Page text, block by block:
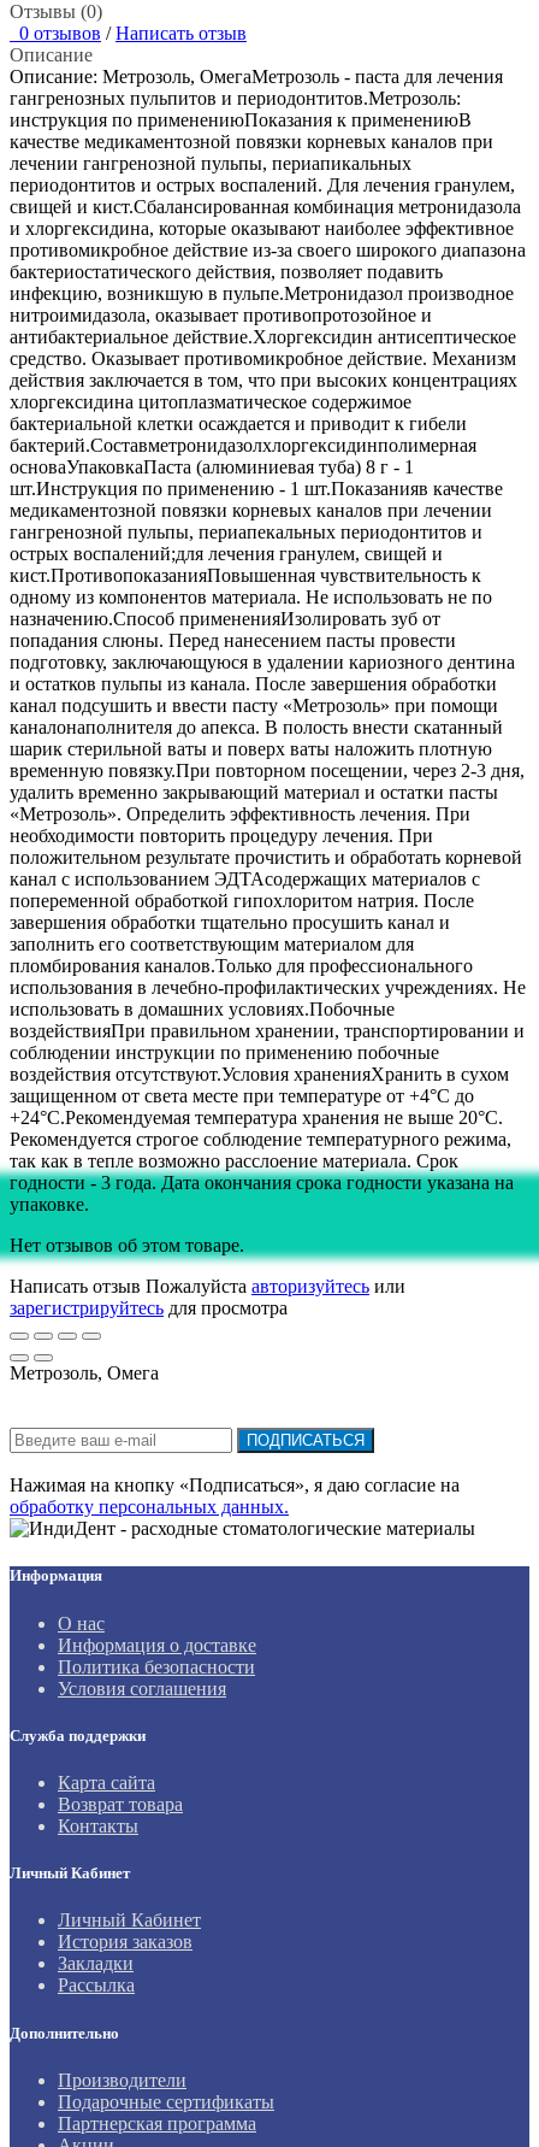
Отзывы (0)
0 отзывов / Написать отзыв
Описание
Описание: Метрозоль, ОмегаМетрозоль - паста для лечения
гангренозных пульпитов и периодонтитов.Метрозоль:
инструкция по применениюПоказания к применениюВ
качестве медикаментозной повязки корневых каналов при
лечении гангренозной пульпы, периапикальных
периодонтитов и острых воспалений. Для лечения гранулем,
свищей и кист.Сбалансированная комбинация метронидазола
и хлоргексидина, которые оказывают наиболее эффективное
противомикробное действие из-за своего широкого диапазона
бактериостатического действия, позволяет подавить
инфекцию, возникшую в пульпе.Метронидазол производное
нитроимидазола, оказывает противопротозойное и
антибактериальное действие.Хлоргексидин антисептическое
средство. Оказывает противомикробное действие. Механизм
действия заключается в том, что при высоких концентрациях
хлоргексидина цитоплазматическое содержимое
бактериальной клетки осаждается и приводит к гибели
бактерий.Составметронидазолхлоргексидинполимерная
основаУпаковкаПаста (алюминиевая туба) 8 г - 1
шт.Инструкция по применению - 1 шт.Показанияв качестве
медикаментозной повязки корневых каналов при лечении
гангренозной пульпы, периапекальных периодонтитов и
острых воспалений;для лечения гранулем, свищей и
кист.ПротивопоказанияПовышенная чувствительность к
одному из компонентов материала. Не использовать не по
назначению.Способ примененияИзолировать зуб от
попадания слюны. Перед нанесением пасты провести
подготовку, заключающуюся в удалении кариозного дентина
и остатков пульпы из канала. После завершения обработки
канал подсушить и ввести пасту «Метрозоль» при помощи
каналонаполнителя до апекса. В полость внести скатанный
шарик стерильной ваты и поверх ваты наложить плотную
временную повязку.При повторном посещении, через 2-3 дня,
удалить временно закрывающий материал и остатки пасты
«Метрозоль». Определить эффективность лечения. При
необходимости повторить процедуру лечения. При
положительном результате прочистить и обработать корневой
канал с использованием ЭДТАсодержащих материалов с
попеременной обработкой гипохлоритом натрия. После
завершения обработки тщательно просушить канал и
заполнить его соответствующим материалом для
пломбирования каналов.Только для профессионального
использования в лечебно-профилактических учреждениях. Не
использовать в домашних условиях.Побочные
воздействияПри правильном хранении, транспортировании и
соблюдении инструкции по применению побочные
воздействия отсутствуют.Условия храненияХранить в сухом
защищенном от света месте при температуре от +4°С до
+24°С.Рекомендуемая температура хранения не выше 20°С.
Рекомендуется строгое соблюдение температурного режима,
так как в тепле возможно расслоение материала. Срок
годности - 3 года. Дата окончания срока годности указана на
упаковке.
Нет отзывов об этом товаре.
Написать отзыв Пожалуйста авторизуйтесь или
зарегистрируйтесь для просмотра
Метрозоль, Омега
ПОДПИСАТЬСЯ
Нажимая на кнопку «Подписаться», я даю cогласие на
обработку персональных данных.
Информация
О нас
Информация о доставке
Политика безопасности
Условия соглашения
Служба поддержки
Карта сайта
Возврат товара
Контакты
Личный Кабинет
Личный Кабинет
История заказов
Закладки
Рассылка
Дополнительно
Производители
Подарочные сертификаты
Партнерская программа